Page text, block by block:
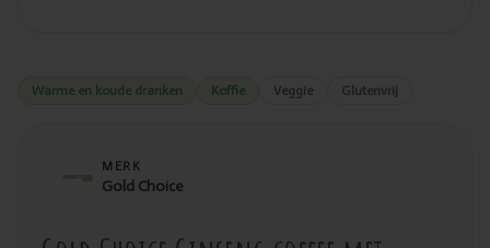
Warme en koude dranken Koffie Veggie Glutenvrij
MERK
Gold Choice